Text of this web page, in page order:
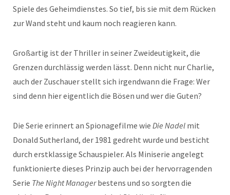
Spiele des Geheimdienstes. So tief, bis sie mit dem Rücken
zur Wand steht und kaum noch reagieren kann.
Großartig ist der Thriller in seiner Zweideutigkeit, die
Grenzen durchlässig werden lässt. Denn nicht nur Charlie,
auch der Zuschauer stellt sich irgendwann die Frage: Wer
sind denn hier eigentlich die Bösen und wer die Guten?
Die Serie erinnert an Spionagefilme wie Die Nadel mit
Donald Sutherland, der 1981 gedreht wurde und besticht
durch erstklassige Schauspieler. Als Miniserie angelegt
funktionierte dieses Prinzip auch bei der hervorragenden
Serie The Night Managerbestens und so sorgten die